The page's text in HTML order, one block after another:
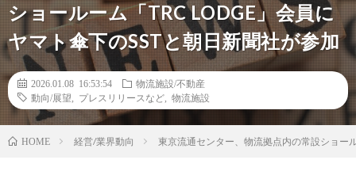
ショールーム「TRC LODGE」会員に
ヤマト傘下のSSTと朝日新聞社が参加
2026.01.08 16:53:54
物流施設/不動産
動向/展望
プレスリリースなど 物流施設
HOME 経営/業界動向 東京流通センター、物流拠点内の常設ショー